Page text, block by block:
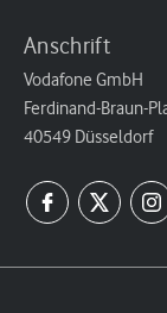
Anschrift
Vodafone GmbH
Ferdinand-Braun-
40549 Düsseldorf